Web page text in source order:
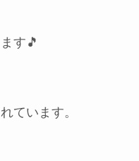
す🎵
ています。